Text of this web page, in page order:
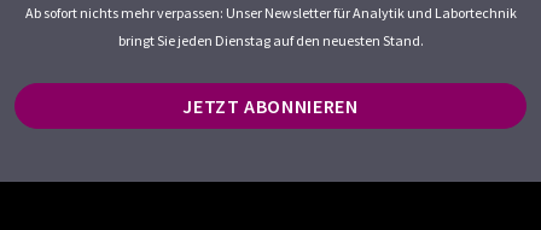
Ab sofort nichts mehr verpassen: Unser Newsletter für Analytik und Labortechnik
bringt Sie jeden Dienstag auf den neuesten Stand.
JETZT ABONNIEREN